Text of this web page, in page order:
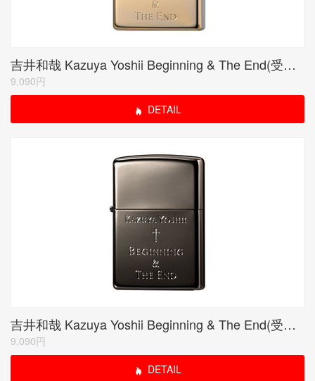
吉井和哉 Kazuya Yoshii Beginning & The End(受注限定生産品)
9,090円
DETAIL
吉井和哉 Kazuya Yoshii Beginning & The End(受注限定生産品)
9,090円
DETAIL